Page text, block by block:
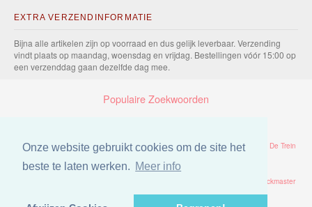
Onze website gebruikt cookies om de site het
beste te laten werken. Meer info
EXTRA VERZENDINFORMATIE
Bijna alle artikelen zijn op voorraad en dus gelijk leverbaar. Verzending
vindt plaats op maandag, woensdag en vrijdag. Bestellingen vóór 15:00 op
een verzenddag gaan dezelfde dag mee.
Populaire Zoekwoorden
Dvd Thomas Eichhorn Tomy Take Along Puzzel Trein Thomas De Trein
Trackmaster